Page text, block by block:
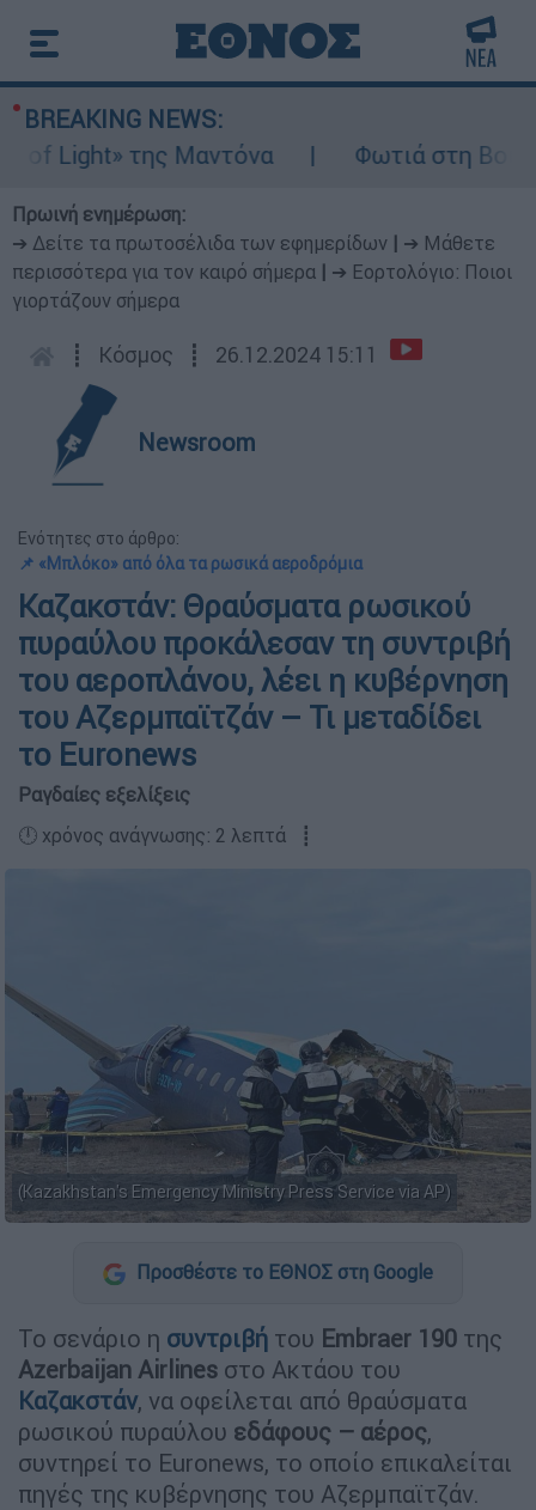
BREAKING NEWS:
της Μαντόνα
Φωτιά στη Βοιωτία:
Πρωινή ενημέρωση:
➔ Δείτε τα πρωτοσέλιδα των εφημερίδων
➔ Μάθετε
περισσότερα για τον καιρό σήμερα
➔ Εορτολόγιο: Ποιοι
γιορτάζουν σήμερα
┋ Κόσμος ┋ 26.12.2024 15:11
Newsroom
Ενότητες στο άρθρο:
📌 «Μπλόκο» από όλα τα ρωσικά αεροδρόμια
Καζακστάν: Θραύσματα ρωσικού
πυραύλου προκάλεσαν τη συντριβή
του αεροπλάνου, λέει η κυβέρνηση
του Αζερμπαϊτζάν – Τι μεταδίδει
το Euronews
Ραγδαίες εξελίξεις
🕛 χρόνος ανάγνωσης: 2 λεπτά ┋
(Kazakhstan's Emergency Ministry Press Service via AP)
Προσθέστε το ΕΘΝΟΣ στη Google
Το σενάριο η συντριβή του Embraer 190 της
Azerbaijan Airlines στο Ακτάου του
Καζακστάν, να οφείλεται από θραύσματα
ρωσικού πυραύλου εδάφους – αέρος,
συντηρεί το Euronews, το οποίο επικαλείται
πηγές της κυβέρνησης του Αζερμπαϊτζάν.